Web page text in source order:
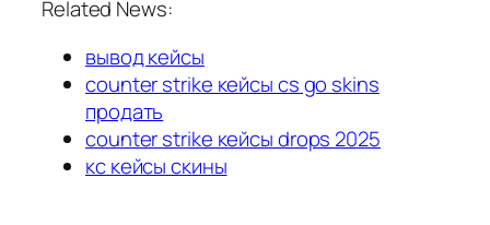
Related News:
вывод кейсы
counter strike кейсы cs go skins
продать
counter strike кейсы drops 2025
кс кейсы скины